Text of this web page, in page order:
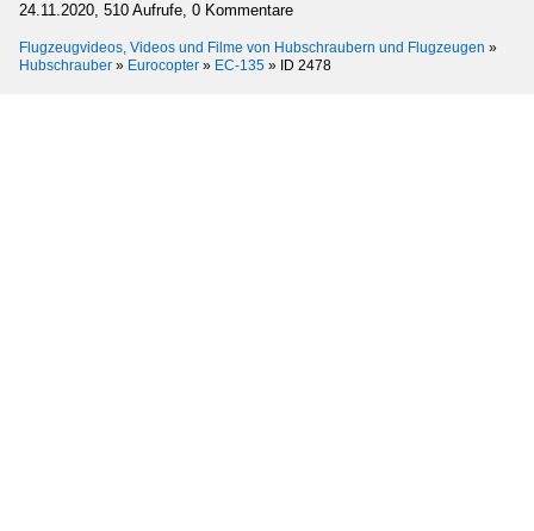
24.11.2020, 510 Aufrufe, 0 Kommentare
Flugzeugvideos, Videos und Filme von Hubschraubern und Flugzeugen »
Hubschrauber » Eurocopter » EC-135 » ID 2478